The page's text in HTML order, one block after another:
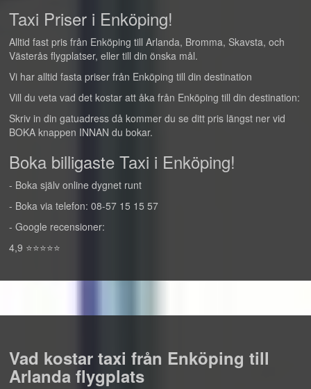
Taxi Priser i Enköping!
Alltid fast pris från Enköping till Arlanda, Bromma, Skavsta, och
Västerås flygplatser, eller till din önska mål.
Vi har alltid fasta priser från Enköping till din destination
Vill du veta vad det kostar att åka från Enköping till din destination:
Skriv in din gatuadress då kommer du se ditt pris längst ner vid
BOKA knappen INNAN du bokar.
Boka billigaste Taxi i Enköping!
- Boka själv online dygnet runt
- Boka via telefon: 08-57 15 15 57
- Google recensioner:
4,9 ⭐⭐⭐⭐⭐
Vad kostar taxi från Enköping till
Arlanda flygplats